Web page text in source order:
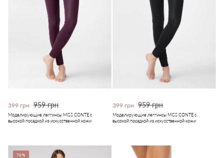
399 грн 959 грн
Моделирующие леггинсы MISS CONTE с
высокой посадкой из искусственной кожи
399 грн 959 грн
Моделирующие леггинсы MISS CONTE с
высокой посадкой из искусственной кожи
76%